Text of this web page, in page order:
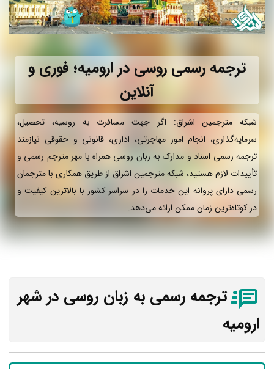
ترجمه رسمی روسی در ارومیه؛ فوری و
آنلاین
شبکه مترجمین اشراق: اگر جهت مسافرت به روسیه، تحصیل،
سرمایه‌گذاری، انجام امور مهاجرتی، اداری، قانونی و حقوقی نیازمند
ترجمه رسمی اسناد و مدارک به زبان روسی همراه با مهر مترجم رسمی و
تأییدات لازم هستید، شبکه مترجمین اشراق از طریق همکاری با مترجمان
رسمی دارای پروانه این خدمات را در سراسر کشور با بالاترین کیفیت و
در کوتاه‌ترین زمان ممکن ارائه می‌دهد.
ترجمه رسمی به زبان روسی در شهر
ارومیه